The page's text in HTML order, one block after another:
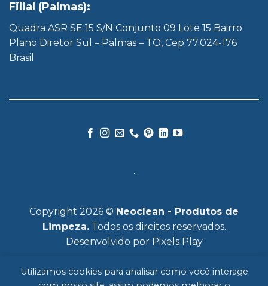
Filial (Palmas):
Quadra ASR SE 15 S/N Conjunto 09 Lote 15 Bairro
Plano Diretor Sul – Palmas – TO, Cep 77.024-176
Brasil
Copyright 2026 © Neoclean - Produtos de
Limpeza.Todos os direitos reservados.
Desenvolvido por Pixels Play
Utilizamos cookies para analisar como você interage